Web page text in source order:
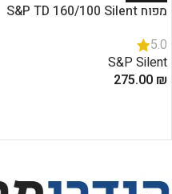
מפוח S&P TD 160/100 Silent
5.0
S&P Silent
275.00 ₪